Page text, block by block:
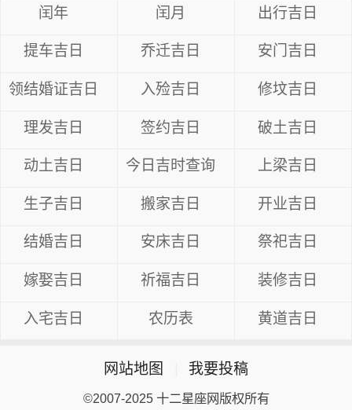
闰年 闰月 出行吉日
提车吉日 乔迁吉日 安门吉日
领结婚证吉日 入殓吉日 修坟吉日
理发吉日 签约吉日 破土吉日
动土吉日 今日吉时查询 上梁吉日
生子吉日 搬家吉日 开业吉日
结婚吉日 安床吉日 祭祀吉日
嫁娶吉日 祈福吉日 装修吉日
入宅吉日 农历表 黄道吉日
网站地图 我要投稿
©2007-2025 十二星座网版权所有